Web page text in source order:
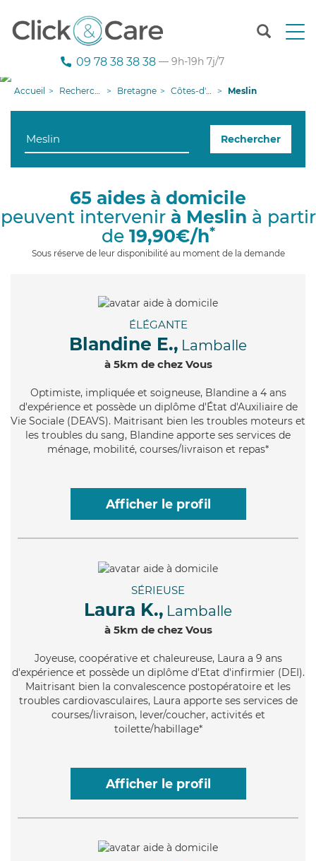
T
n
g
i
09 78 38 38 38 — 9h-19h 7j/7
Accueil Recherche aide à domicile Bretagne Côtes-d'armor Meslin
Rechercher
65 aides à domicile
peuvent intervenir à Meslin à partir
de 19,90€/h*
Sous réserve de leur disponibilité au moment de la demande
ÉLÉGANTE
Blandine E., Lamballe
à 5km de chez Vous
Optimiste, impliquée et soigneuse, Blandine a 4 ans
d'expérience et possède un diplôme d'État d'Auxiliaire de
Vie Sociale (DEAVS). Maitrisant bien les troubles moteurs et
les troubles du sang, Blandine apporte ses services de
ménage, mobilité, courses/livraison et repas*
Afficher le profil
SÉRIEUSE
Laura K., Lamballe
à 5km de chez Vous
Joyeuse, coopérative et chaleureuse, Laura a 9 ans
d'expérience et possède un diplôme d'Etat d'infirmier (DEI).
Maitrisant bien la convalescence postopératoire et les
troubles cardiovasculaires, Laura apporte ses services de
courses/livraison, lever/coucher, activités et
toilette/habillage*
Afficher le profil